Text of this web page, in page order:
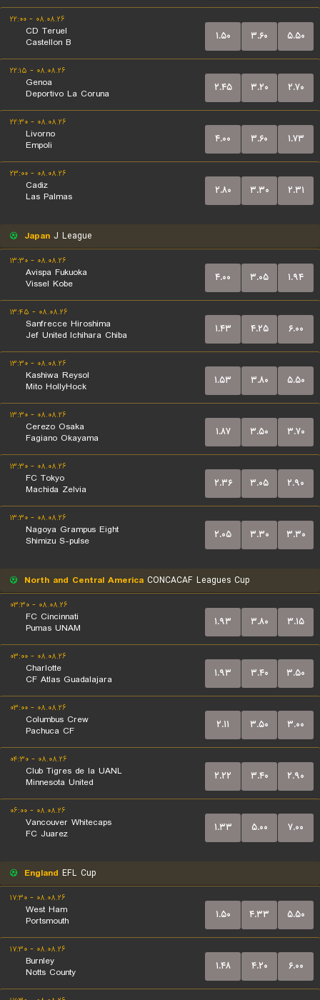
۰۸.۰۸.۲۶ - ۲۲:۰۰
CD Teruel
Castellon B
۱.۵۰ ۳.۶۰ ۵.۵۰
۰۸.۰۸.۲۶ - ۲۲:۱۵
Genoa
Deportivo La Coruna
۲.۴۵ ۳.۲۰ ۲.۷۰
۰۸.۰۸.۲۶ - ۲۲:۳۰
Livorno
Empoli
۴.۰۰ ۳.۶۰ ۱.۷۳
۰۸.۰۸.۲۶ - ۲۳:۰۰
Cadiz
Las Palmas
۲.۸۰ ۳.۳۰ ۲.۳۱
Japan J League
۰۸.۰۸.۲۶ - ۱۳:۳۰
Avispa Fukuoka
Vissel Kobe
۴.۰۰ ۳.۰۵ ۱.۹۴
۰۸.۰۸.۲۶ - ۱۳:۴۵
Sanfrecce Hiroshima
Jef United Ichihara Chiba
۱.۴۳ ۴.۲۵ ۶.۰۰
۰۸.۰۸.۲۶ - ۱۳:۳۰
Kashiwa Reysol
Mito HollyHock
۱.۵۳ ۳.۸۰ ۵.۵۰
۰۸.۰۸.۲۶ - ۱۳:۳۰
Cerezo Osaka
Fagiano Okayama
۱.۸۷ ۳.۵۰ ۳.۷۰
۰۸.۰۸.۲۶ - ۱۳:۳۰
FC Tokyo
Machida Zelvia
۲.۳۶ ۳.۰۵ ۲.۹۰
۰۸.۰۸.۲۶ - ۱۳:۳۰
Nagoya Grampus Eight
Shimizu S-pulse
۲.۰۵ ۳.۳۰ ۳.۳۰
North and Central America CONCACAF Leagues Cup
۰۸.۰۸.۲۶ - ۰۳:۳۰
FC Cincinnati
Pumas UNAM
۱.۹۳ ۳.۸۰ ۳.۱۵
۰۸.۰۸.۲۶ - ۰۳:۰۰
Charlotte
CF Atlas Guadalajara
۱.۹۳ ۳.۴۰ ۳.۵۰
۰۸.۰۸.۲۶ - ۰۳:۰۰
Columbus Crew
Pachuca CF
۲.۱۱ ۳.۵۰ ۳.۰۰
۰۸.۰۸.۲۶ - ۰۴:۳۰
Club Tigres de la UANL
Minnesota United
۲.۲۲ ۳.۴۰ ۲.۹۰
۰۸.۰۸.۲۶ - ۰۶:۰۰
Vancouver Whitecaps
FC Juarez
۱.۳۳ ۵.۰۰ ۷.۰۰
England EFL Cup
۰۸.۰۸.۲۶ - ۱۷:۳۰
West Ham
Portsmouth
۱.۵۰ ۴.۳۳ ۵.۵۰
۰۸.۰۸.۲۶ - ۱۷:۳۰
Burnley
Notts County
۱.۴۸ ۴.۲۰ ۶.۰۰